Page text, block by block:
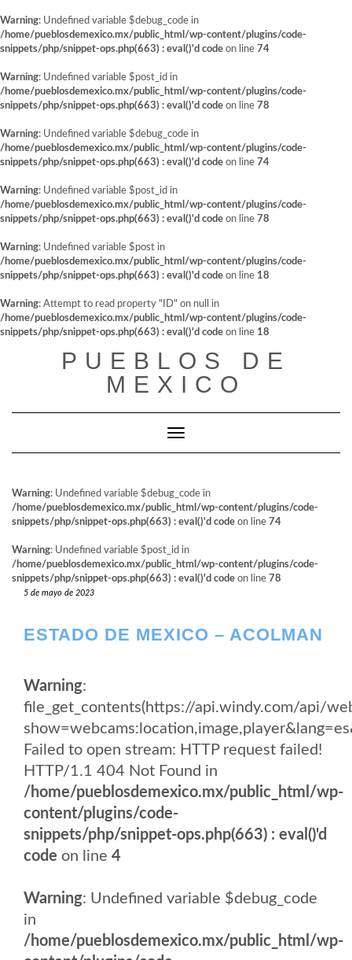
Warning: Undefined variable $debug_code in
/home/pueblosdemexico.mx/public_html/wp-content/plugins/code-
snippets/php/snippet-ops.php(663) : eval()'d code on line 74
Warning: Undefined variable $post_id in
/home/pueblosdemexico.mx/public_html/wp-content/plugins/code-
snippets/php/snippet-ops.php(663) : eval()'d code on line 78
Warning: Undefined variable $debug_code in
/home/pueblosdemexico.mx/public_html/wp-content/plugins/code-
snippets/php/snippet-ops.php(663) : eval()'d code on line 74
Warning: Undefined variable $post_id in
/home/pueblosdemexico.mx/public_html/wp-content/plugins/code-
snippets/php/snippet-ops.php(663) : eval()'d code on line 78
Warning: Undefined variable $post in
/home/pueblosdemexico.mx/public_html/wp-content/plugins/code-
snippets/php/snippet-ops.php(663) : eval()'d code on line 18
Warning: Attempt to read property "ID" on null in
/home/pueblosdemexico.mx/public_html/wp-content/plugins/code-
snippets/php/snippet-ops.php(663) : eval()'d code on line 18
PUEBLOS DE
MEXICO
Cambiar modo de navegación
Warning: Undefined variable $debug_code in
/home/pueblosdemexico.mx/public_html/wp-content/plugins/code-
snippets/php/snippet-ops.php(663) : eval()'d code on line 74
Warning: Undefined variable $post_id in
/home/pueblosdemexico.mx/public_html/wp-content/plugins/code-
snippets/php/snippet-ops.php(663) : eval()'d code on line 78
5 de mayo de 2023
ESTADO DE MEXICO – ACOLMAN
Warning:
file_get_contents(https://api.windy.com/api/
Failed to open stream: HTTP request failed!
HTTP/1.1 404 Not Found in
/home/pueblosdemexico.mx/public_html/wp-
content/plugins/code-
snippets/php/snippet-ops.php(663) : eval()'d
code on line 4
Warning: Undefined variable $debug_code
in
/home/pueblosdemexico.mx/public_html/wp-